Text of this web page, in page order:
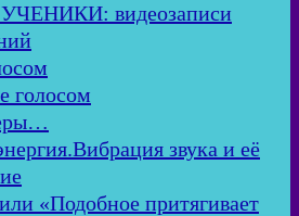
видеозаписи
голосом
звука и её
«Подобное притягивает